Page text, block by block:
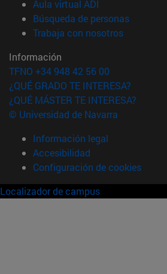
Aula virtual ADI
Búsqueda de personas(abre en
Trabaja con nosotros(abre en
Información
TFNO +34 948 42 56 00
¿QUÉ GRADO TE INTERESA?
¿QUÉ MÁSTER TE INTERESA?
© Universidad de Navarra
Información legal
Accesibilidad
Configuración de cookies
Localizador de campus